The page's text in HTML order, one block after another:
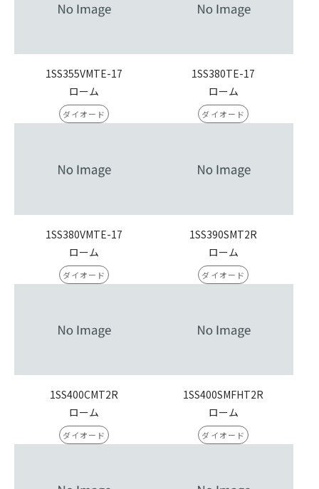
1SS355VMTE-17
ローム
ダイオード
1SS380TE-17
ローム
ダイオード
1SS380VMTE-17
ローム
ダイオード
1SS390SMT2R
ローム
ダイオード
1SS400CMT2R
ローム
ダイオード
1SS400SMFHT2R
ローム
ダイオード